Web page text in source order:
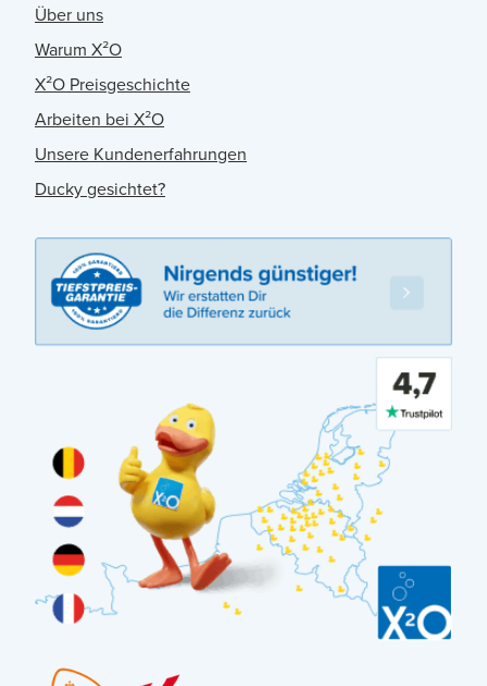
Über uns
Warum X²O
X²O Preisgeschichte
Arbeiten bei X²O
Unsere Kundenerfahrungen
Ducky gesichtet?